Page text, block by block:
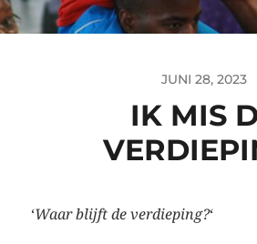
JUNI 28, 2023
IK MIS
‘Waar blijft de verdieping?‘